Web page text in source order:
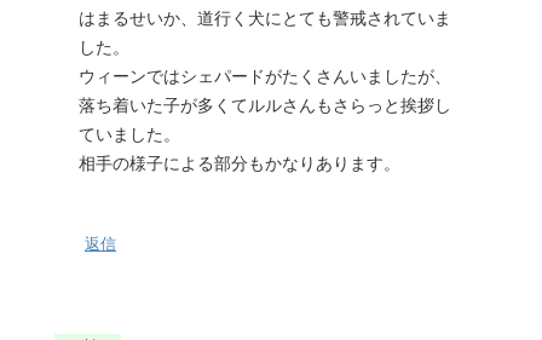
はまるせいか、道行く犬にとても警戒されていま
した。
ウィーンではシェパードがたくさんいましたが、
落ち着いた子が多くてルルさんもさらっと挨拶し
ていました。
相手の様子による部分もかなりあります。
返信